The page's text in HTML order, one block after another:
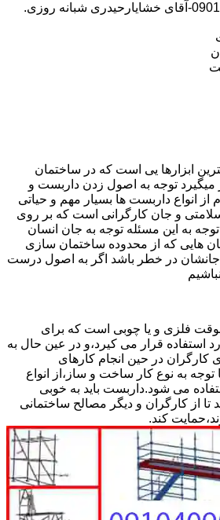
ابزارها یی است که در ساختمان
میگیرد توجه به اصول زدن داربست و
از انواع داربست ها بسیار مهم و حیاتی
و جان کارگرانی است که بر روی
به این مسئله توجه به جان انسان
هایی که از محدوده ساختمان سازی
در خطر باشد اگر به اصول درست
فلزی و یا چوبی است که برای
استفاده قرار می کیرد،و در عین حال به
کارگران در حین انجام کارهای
به نوع کار ساخت و ساز،از انواع
می شود.داربست باید به خوبی
تا از کارگران و دیگر مصالح ساختمانی
کند.